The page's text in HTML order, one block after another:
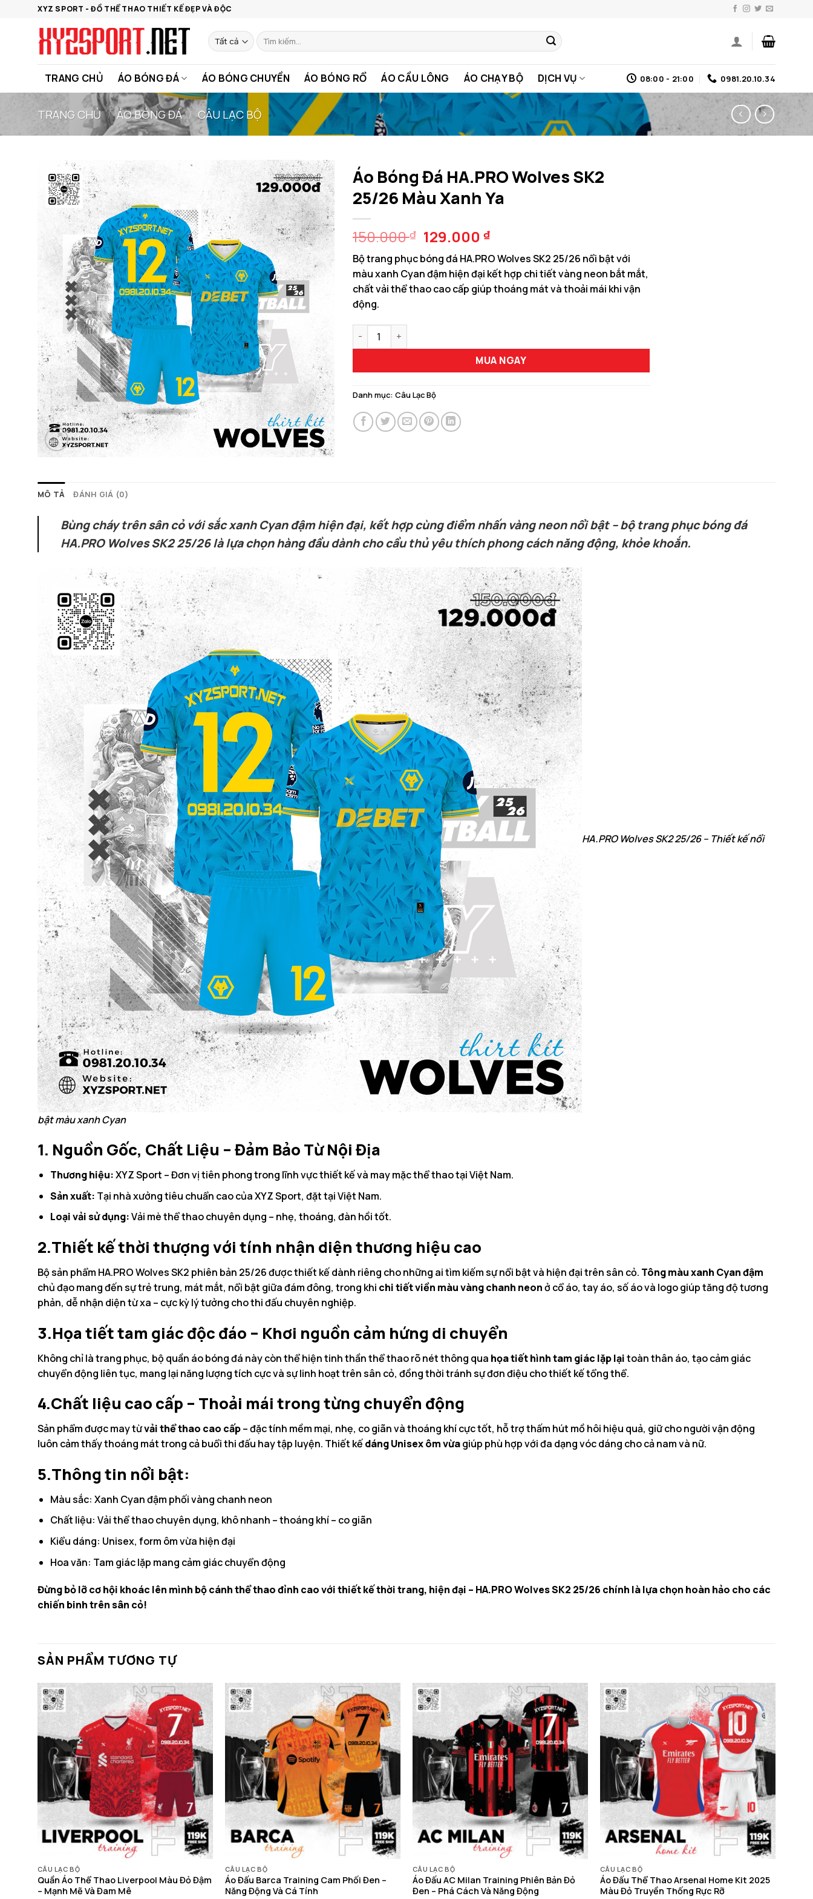
XYZ SPORT - ĐỒ THỂ THAO THIẾT KẾ ĐẸP VÀ ĐỘC
Tìm
kiếm:
TRANG CHỦ ÁO BÓNG ĐÁ ÁO BÓNG CHUYỀN ÁO BÓNG RỔ ÁO CẦU LÔNG ÁO CHẠY BỘ DỊCH VỤ 08:00 - 21:00 0981.20.10.34
TRANG CHỦ / ÁO BÓNG ĐÁ / CÂU LẠC BỘ
Áo Bóng Đá HA.PRO Wolves SK2
25/26 Màu Xanh Ya
150.000₫ Giá
gốc
là:
150.000 ₫.
129.000₫Giá
hiện
tại
là:
129.000 ₫.
Bộ trang phục bóng đá HA.PRO Wolves SK2 25/26 nổi bật với
màu xanh Cyan đậm hiện đại kết hợp chi tiết vàng neon bắt mắt,
chất vải thể thao cao cấp giúp thoáng mát và thoải mái khi vận
động.
Áo Bóng Đá HA.PRO Wolves SK2 25/26 Màu Xanh Ya số lượng
MUA NGAY
Danh mục: Câu Lạc Bộ
MÔ TẢ ĐÁNH GIÁ (0)
Bùng cháy trên sân cỏ với sắc xanh Cyan đậm hiện đại, kết hợp cùng điểm nhấn vàng neon nổi bật – bộ trang phục bóng đá
HA.PRO Wolves SK2 25/26 là lựa chọn hàng đầu dành cho cầu thủ yêu thích phong cách năng động, khỏe khoắn.
HA.PRO Wolves SK2 25/26 – Thiết kế nổi
bật màu xanh Cyan
1. Nguồn Gốc, Chất Liệu – Đảm Bảo Từ Nội Địa
Thương hiệu:XYZ Sport – Đơn vị tiên phong trong lĩnh vực thiết kế và may mặc thể thao tại Việt Nam.
Sản xuất: Tại nhà xưởng tiêu chuẩn cao của XYZ Sport, đặt tại Việt Nam.
Loại vải sử dụng:Vải mè thể thao chuyên dụng – nhẹ, thoáng, đàn hồi tốt.
2.Thiết kế thời thượng với tính nhận diện thương hiệu cao
Bộ sản phẩm HA.PRO Wolves SK2 phiên bản 25/26 được thiết kế dành riêng cho những ai tìm kiếm sự nổi bật và hiện đại trên sân cỏ. Tông màu xanh Cyan đậm
chủ đạo mang đến sự trẻ trung, mát mắt, nổi bật giữa đám đông, trong khi chi tiết viền màu vàng chanh neonở cổ áo, tay áo, số áo và logo giúp tăng độ tương
phản, dễ nhận diện từ xa – cực kỳ lý tưởng cho thi đấu chuyên nghiệp.
3.Họa tiết tam giác độc đáo – Khơi nguồn cảm hứng di chuyển
Không chỉ là trang phục, bộ quần áo bóng đá này còn thể hiện tinh thần thể thao rõ nét thông qua họa tiết hình tam giác lặp lạitoàn thân áo, tạo cảm giác
chuyển động liên tục, mang lại năng lượng tích cực và sự linh hoạt trên sân cỏ, đồng thời tránh sự đơn điệu cho thiết kế tổng thể.
4.Chất liệu cao cấp – Thoải mái trong từng chuyển động
Sản phẩm được may từvải thể thao cao cấp– đặc tính mềm mại, nhẹ, co giãn và thoáng khí cực tốt, hỗ trợ thấm hút mồ hôi hiệu quả, giữ cho người vận động
luôn cảm thấy thoáng mát trong cả buổi thi đấu hay tập luyện. Thiết kếdáng Unisex ôm vừagiúp phù hợp với đa dạng vóc dáng cho cả nam và nữ.
5.Thông tin nổi bật:
Màu sắc: Xanh Cyan đậm phối vàng chanh neon
Chất liệu: Vải thể thao chuyên dụng, khô nhanh – thoáng khí – co giãn
Kiểu dáng: Unisex, form ôm vừa hiện đại
Hoa văn: Tam giác lặp mang cảm giác chuyển động
Đừng bỏ lỡ cơ hội khoác lên mình bộ cánh thể thao đỉnh cao với thiết kế thời trang, hiện đại – HA.PRO Wolves SK2 25/26 chính là lựa chọn hoàn hảo cho các
chiến binh trên sân cỏ!
SẢN PHẨM TƯƠNG TỰ
CÂU LẠC BỘ
Quần Áo Thể Thao Liverpool Màu Đỏ Đậm
– Mạnh Mẽ Và Đam Mê
CÂU LẠC BỘ
Áo Đấu Barca Training Cam Phối Đen –
Năng Động Và Cá Tính
CÂU LẠC BỘ
Áo Đấu AC Milan Training Phiên Bản Đỏ
Đen – Phá Cách Và Năng Động
CÂU LẠC BỘ
Áo Đấu Thể Thao Arsenal Home Kit 2025
Màu Đỏ Truyền Thống Rực Rỡ